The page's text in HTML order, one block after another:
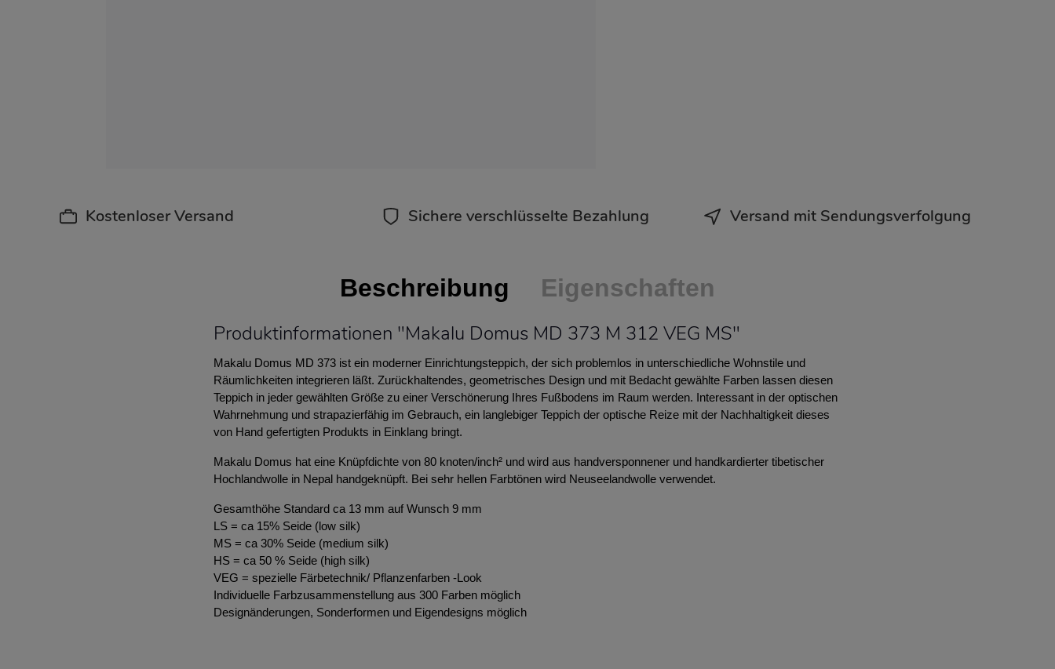
Kostenloser Versand Sichere verschlüsselte Bezahlung Versand mit Sendungsverfolgung
Beschreibung Eigenschaften
Produktinformationen "Makalu Domus MD 373 M 312 VEG MS"
Makalu Domus MD 373 ist ein moderner Einrichtungsteppich, der sich problemlos in unterschiedliche Wohnstile und
Räumlichkeiten integrieren läßt. Zurückhaltendes, geometrisches Design und mit Bedacht gewählte Farben lassen diesen
Teppich in jeder gewählten Größe zu einer Verschönerung Ihres Fußbodens im Raum werden. Interessant in der optischen
Wahrnehmung und strapazierfähig im Gebrauch, ein langlebiger Teppich der optische Reize mit der Nachhaltigkeit dieses
von Hand gefertigten Produkts in Einklang bringt.
Makalu Domus hat eine Knüpfdichte von 80 knoten/inch² und wird aus handversponnener und handkardierter tibetischer
Hochlandwolle in Nepal handgeknüpft. Bei sehr hellen Farbtönen wird Neuseelandwolle verwendet.
Gesamthöhe Standard ca 13 mm auf Wunsch 9 mm
LS = ca 15% Seide (low silk)
MS = ca 30% Seide (medium silk)
HS = ca 50 % Seide (high silk)
VEG = spezielle Färbetechnik/ Pflanzenfarben -Look
Individuelle Farbzusammenstellung aus 300 Farben möglich
Designänderungen, Sonderformen und Eigendesigns möglich